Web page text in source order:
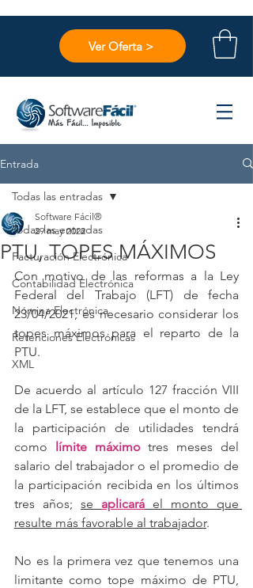
Ver Oferta >
Entrada
Todas las entradas
Facturación Electrónica
Contabilidad Electrónica
Nómina Electrónica
Retenciones Electrónicas
XML
Todas las entradas
PTU, TOPES MÁXIMOS
Software Fácil®
29 may 2022
Con motivo de las reformas a la Ley
Federal del Trabajo (LFT) de fecha
23/04/2021, es necesario considerar los
topes máximos para el reparto de la
PTU.
De acuerdo al artículo 127 fracción VIII
de la LFT, se establece que el monto de
la participación de utilidades tendrá
como límite máximo tres meses del
salario del trabajador o el promedio de
la participación recibida en los últimos
tres años; se aplicará el monto que
resulte más favorable al trabajador.
No es la primera vez que tenemos una
limitante como tope máximo de PTU,